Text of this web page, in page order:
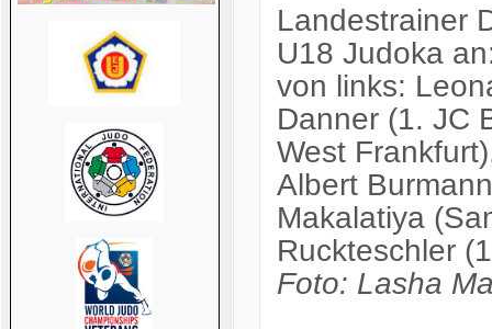
Landestrainer
U18 Judoka
von links:
Danner (1. JC
West
Albert
Makalatiya
Ruckteschler
Foto: Lasha